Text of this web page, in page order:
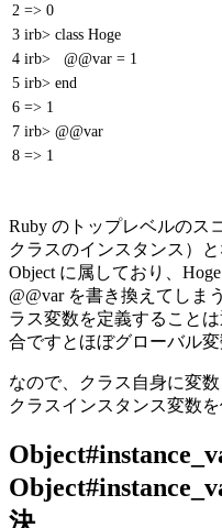
2
3
4
5
6
7
8
=> 0
irb> class Hoge
irb> @@var = 1
irb> end
=> 1
irb> @@var
=> 1
Ruby のトップレベルのス
クラスのインスタンス）
Object に属しており、
@@var を書き換えてしま
ラス変数を定義すること
合ですとほぼグローバル
なので、クラス自身に変
クラスインスタンス変数
決